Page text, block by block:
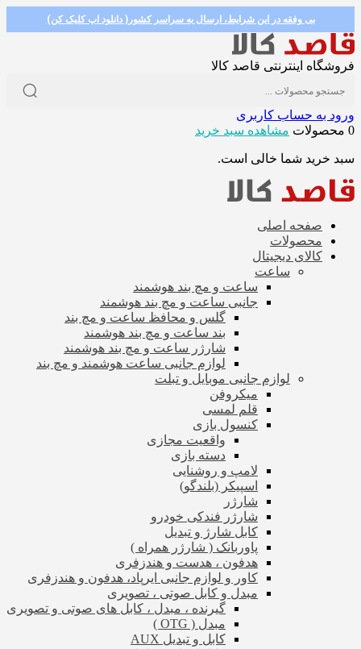
بی وفقه در این شرایط، ارسال به سراسر کشور( دانلود اپ کلیک کن)
فروشگاه اینترنتی قاصد کالا
ورود به حساب کاربری
0 محصولات
مشاهده سبد خرید
سبد خرید شما خالی است.
صفحه اصلی
محصولات
کالای دیجیتال
ساعت
ساعت و مچ بند هوشمند
جانبی ساعت و مچ بند هوشمند
گلس و محافظ ساعت و مچ بند
بند ساعت و مچ بند هوشمند
شارژر ساعت و مچ بند هوشمند
لوازم جانبی ساعت هوشمند و مچ بند
لوازم جانبی موبایل و تبلت
میکروفن
قلم لمسی
کنسول بازی
واقعیت مجازی
دسته بازی
لامپ و روشنایی
اسپیکر (بلندگو)
شارژر
شارژر فندکی خودرو
کابل شارژ و تبدیل
پاوربانک ( شارژر همراه )
هدفون ، هدست و هندزفری
کاور و لوازم جانبی ایرپاد، هدفون و هندزفری
مبدل و کابل صوتی ، تصویری
گیرنده ، مبدل ، کابل های صوتی و تصویری
مبدل ( OTG )
کابل و تبدیل AUX